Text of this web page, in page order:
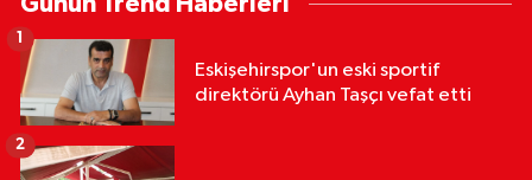
Eskişehirspor'un eski sportif
direktörü Ayhan Taşçı vefat etti
2